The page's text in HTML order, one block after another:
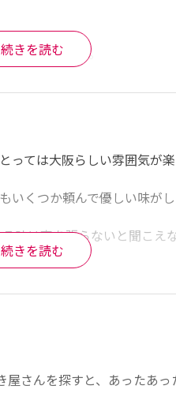
がいいかも。
小上がりのテーブル席があ
出汁のお店なので出汁たこ
した。
。
しかった。浅利出汁らしい
続きを読む
ては大阪らしい雰囲気が
くつか頼んで優しい味が
時は声を張らないと聞こ
続きを読む
屋さんを探すと、あったあっ